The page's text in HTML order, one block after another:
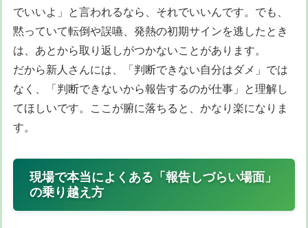
でいいよ」と言われるなら、それでいいんです。でも、
黙っていて転倒や誤嚥、発熱の初期サインを逃したとき
は、あとから取り返しがつかないことがあります。
だから新人さんには、「判断できない自分はダメ」では
なく、「判断できないから報告するのが仕事」と理解し
てほしいです。ここが腑に落ちると、かなり楽になりま
す。
現場で本当によくある「報告しづらい場面」
の乗り越え方